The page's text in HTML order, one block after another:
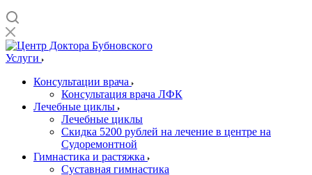
Услуги
Консультации врача
Консультация врача ЛФК
Лечебные циклы
Лечебные циклы
Скидка 5200 рублей на лечение в центре на
Судоремонтной
Гимнастика и растяжка
Суставная гимнастика